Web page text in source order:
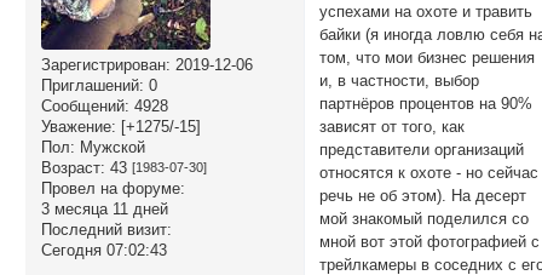
Зарегистрирован: 2019-12-06
Приглашений: 0
Сообщений: 4928
Уважение: [+1275/-15]
Пол: Мужской
Возраст: 43 [1983-07-30]
Провел на форуме:
3 месяца 11 дней
Последний визит:
Сегодня 07:02:43
успехами на охоте и травить
байки (я иногда ловлю себя
том, что мои бизнес решения
и, в частности, выбор
партнёров процентов на 90%
зависят от того, как
представители организаций
относятся к охоте - но сейчас
речь не об этом). На десерт
мой знакомый поделился со
мной вот этой фотографией с
трейлкамеры в соседних с